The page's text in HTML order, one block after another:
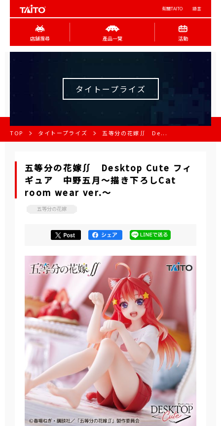
有關TAITO 語言
店舖搜尋 產品一覽 活動
タイトープライズ
TOP タイトープライズ 五等分の花嫁∬ De...
五等分の花嫁∬ Desktop Cute フィ
ギュア 中野五月～描き下ろしCat
room wear ver.～
五等分の花嫁